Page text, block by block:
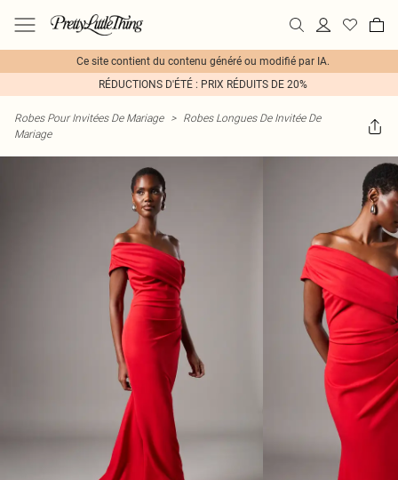
Ce site contient du contenu généré ou modifié par IA.
RÉDUCTIONS D'ÉTÉ : PRIX RÉDUITS DE 20%
Robes Pour Invitées De Mariage > Robes Longues De Invitée De
Mariage